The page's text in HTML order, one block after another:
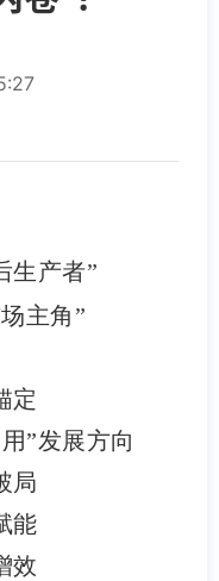
生产者”
主角”
定
”发展方向
局
能
效